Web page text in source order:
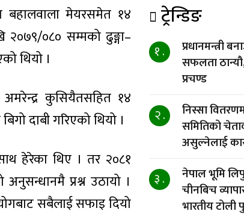
बहालवाला मेयरसमेत १४
२०७९/०८० सम्मको ढुङ्गा–
थियो ।
कुसियैतसहित १४
दाबी गरिएको थियो ।
हेरेका थिए । तर २०८१
प्रश्न उठायो ।
सबैलाई सफाइ दियो
ट्रेन्डिङ
१ .
प्रधानमन्त्री
सफलता
प्रचण्ड
२ .
निस्सा
समितिको
असुल्नेलाई
३ .
नेपाल भूमि
चीनबिच
भारतीय टोली